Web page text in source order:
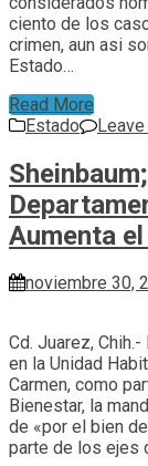
ciento de los
crimen, aun asi
Estado…
Read More
Estado
Aumenta
noviembre 30,
Cd. Juarez,
en la Unidad
Carmen, como
Bienestar, la
de «por el bien
parte de los ejes